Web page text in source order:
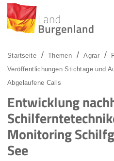
Startseite Themen Agrar
Veröffentlichungen Stichtage und
Abgelaufene Calls
Entwicklung
Monitoring
See